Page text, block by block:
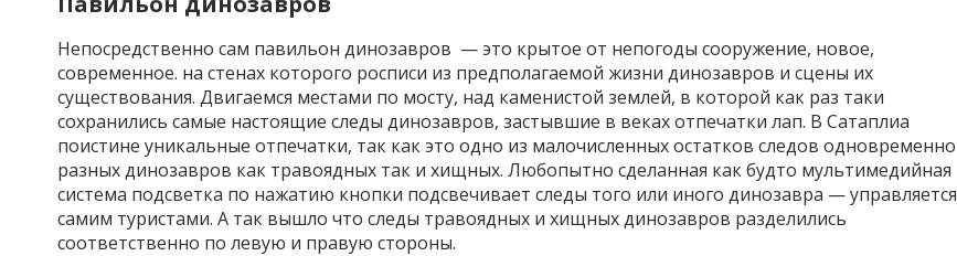
Непосредственно сам павильон динозавров — это крытое от непогоды сооружение, новое,
современное. на стенах которого росписи из предполагаемой жизни динозавров и сцены их
существования. Двигаемся местами по мосту, над каменистой землей, в которой как раз таки
сохранились самые настоящие следы динозавров, застывшие в веках отпечатки лап. В Сатаплиа
поистине уникальные отпечатки, так как это одно из малочисленных остатков следов одновременно
разных динозавров как травоядных так и хищных. Любопытно сделанная как будто мультимедийная
система подсветка по нажатию кнопки подсвечивает следы того или иного динозавра — управляется
самим туристами. А так вышло что следы травоядных и хищных динозавров разделились
соответственно по левую и правую стороны.